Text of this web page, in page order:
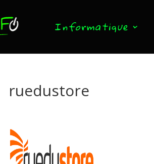
Informatique
ruedustore